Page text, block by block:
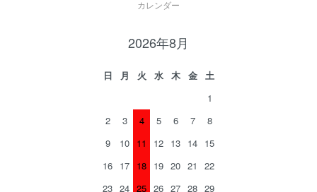
カレンダー
2026年8月
日 月 火 水 木 金
土
1
2
3 4 5 6 7
8
9
10 11 12 13 14 15
16 17 18 19 20 21
22
23 24 25 26 27 28 29